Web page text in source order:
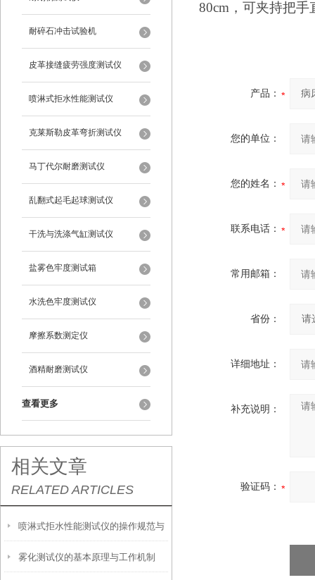
耐碎石冲击试验机
皮革接缝疲劳强度测试仪
喷淋式拒水性能测试仪
克莱斯勒皮革弯折测试仪
马丁代尔耐磨测试仪
乱翻式起毛起球测试仪
干洗与洗涤气缸测试仪
盐雾色牢度测试箱
水洗色牢度测试仪
摩擦系数测定仪
酒精耐磨测试仪
查看更多
相关文章
RELATED ARTICLES
喷淋式拒水性能测试仪的操作规范与
应用指南
雾化测试仪的基本原理与工作机制
80cm，可夹持把手
产品：
您的单位：
您的姓名：
联系电话：
常用邮箱：
省份：
详细地址：
补充说明：
验证码：